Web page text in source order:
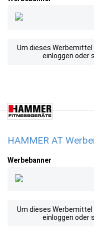
Um dieses
einloggen oder
HAMMER AT
Werbebanner
Um dieses
einloggen oder